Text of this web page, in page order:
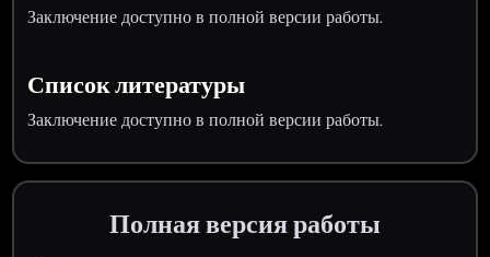
Заключение доступно в полной версии работы.
Список литературы
Заключение доступно в полной версии работы.
Полная версия работы